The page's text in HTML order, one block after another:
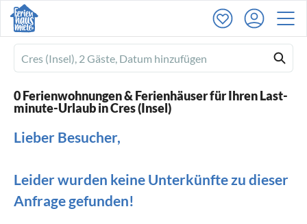
Ferienhausmiete
logo
0 Ferienwohnungen & Ferienhäuser für Ihren Last-
minute-Urlaub in Cres (Insel)
Lieber Besucher,
Leider wurden keine Unterkünfte zu dieser
Anfrage gefunden!